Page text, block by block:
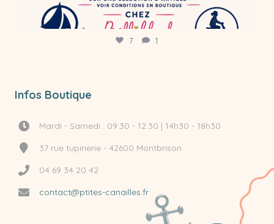
7 1
Infos Boutique
Mardi - Samedi : 09:30 - 12:30 | 14h30 - 18h30
37 rue tupinerie - 42600 Montbrison
04 69 34 20 42
contact@ptites-canailles.fr